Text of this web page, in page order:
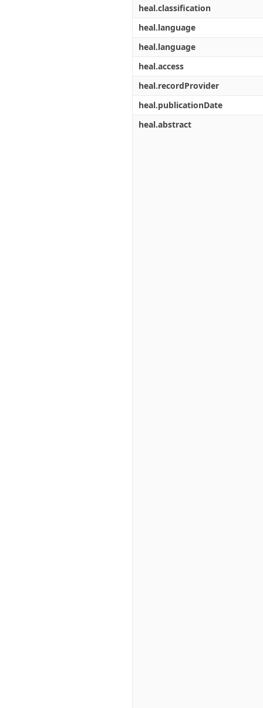
heal.classification
heal.language
heal.language
heal.access
heal.recordProvider
heal.publicationDate
heal.abstract